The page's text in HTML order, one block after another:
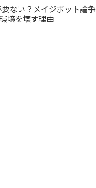
ない？メイジボット論
境を壊す理由